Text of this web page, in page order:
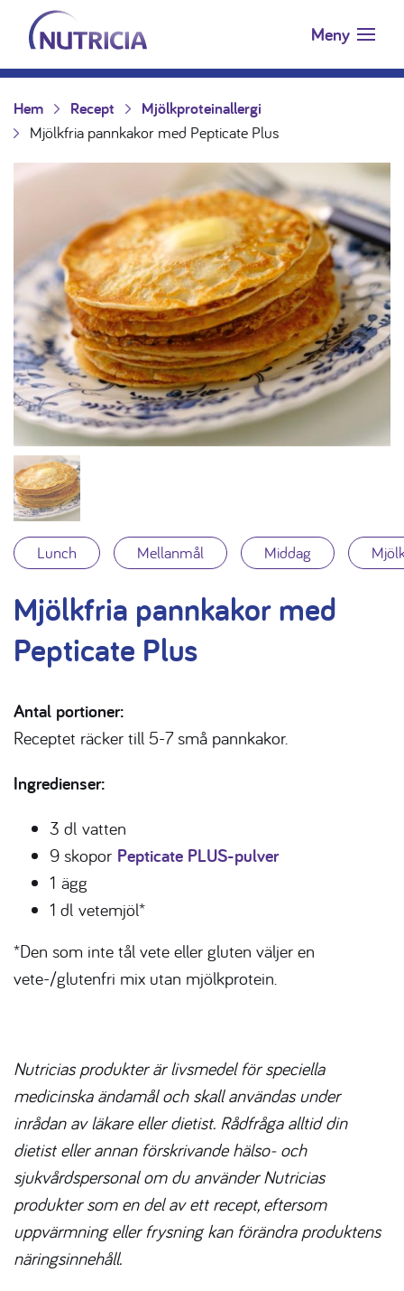
Hoppa till innehåll
Nutricia.se Meny
Hem Recept
Mjölkproteinallergi
Mjölkfria pannkakor med Pepticate Plus
Lunch Mellanmål Middag
Mjölkfria pannkakor med
Pepticate Plus
Antal portioner:
Receptet räcker till 5-7 små pannkakor.
Ingredienser:
3 dl vatten
9 skopor Pepticate PLUS-pulver
1 ägg
1 dl vetemjöl*
*Den som inte tål vete eller gluten väljer en
vete-/glutenfri mix utan mjölkprotein.
Nutricias produkter är livsmedel för speciella
medicinska ändamål och skall användas under
inrådan av läkare eller dietist. Rådfråga alltid din
dietist eller annan förskrivande hälso- och
sjukvårdspersonal om du använder Nutricias
produkter som en del av ett recept, eftersom
uppvärmning eller frysning kan förändra produktens
näringsinnehåll.